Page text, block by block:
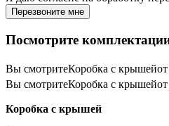
Перезвоните мне
Посмотрите
Вы смотритеКоробка с крышей
Вы смотритеКоробка с крышей
Коробка с крышей